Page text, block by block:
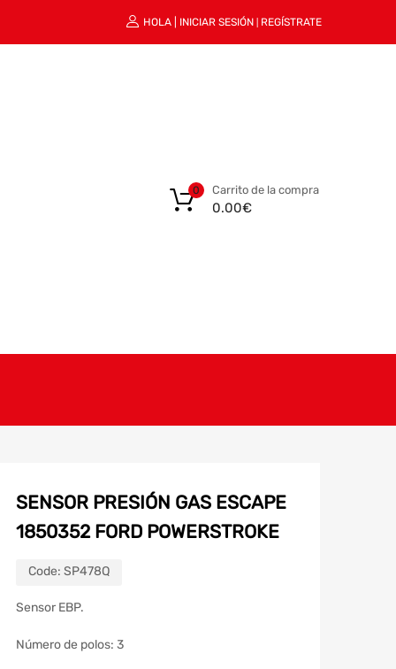
HOLA | INICIAR SESIÓN REGÍSTRATE
Carrito de la compra
0.00€
0
SENSOR PRESIÓN GAS ESCAPE
1850352 FORD POWERSTROKE
Code: SP478Q
Sensor EBP.
Número de polos: 3